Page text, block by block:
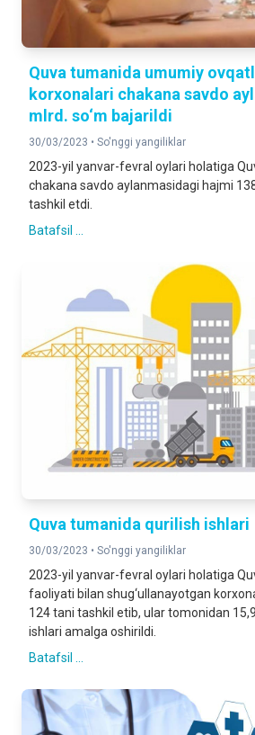
Quva tumanida umumiy
korxonalari chakana savdo
mlrd. so‘m bajarildi
30/03/2023 • So'nggi yangiliklar
2023-yil yanvar-fevral oylari holatiga
chakana savdo aylanmasidagi hajmi
tashkil etdi.
Batafsil ...
Quva tumanida qurilish ishlari
30/03/2023 • So'nggi yangiliklar
2023-yil yanvar-fevral oylari holatiga
faoliyati bilan shug‘ullanayotgan
124 tani tashkil etib, ular tomonidan
ishlari amalga oshirildi.
Batafsil ...